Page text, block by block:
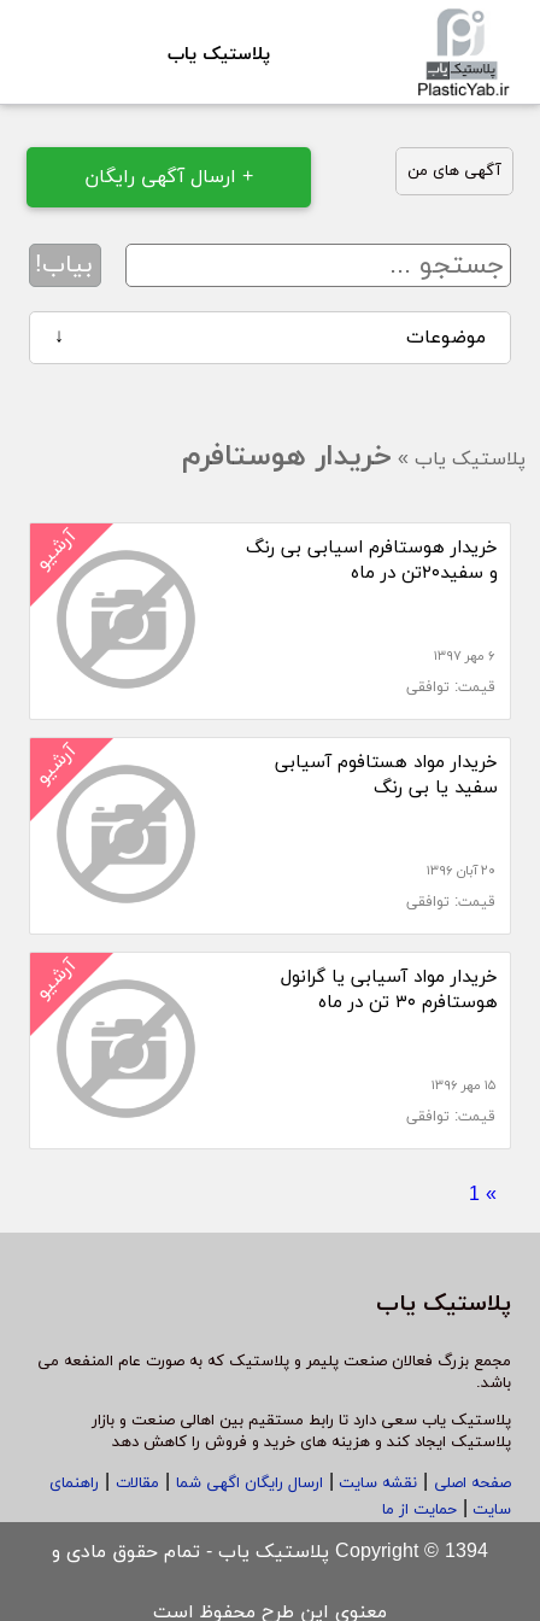
پلاستیک یاب
آگهی های من + ارسال آگهی رایگان
بیاب!
↓ موضوعات
پلاستیک یاب » خریدار هوستافرم
آرشیو
خریدار هوستافرم اسیابی بی رنگ
و سفید۲۰تن در ماه
۶ مهر ۱۳۹۷
قیمت: توافقی
آرشیو
خریدار مواد هستافوم آسیابی
سفید یا بی رنگ
۲۰ آبان ۱۳۹۶
قیمت: توافقی
آرشیو
خریدار مواد آسیابی یا گرانول
هوستافرم ۳۰ تن در ماه
۱۵ مهر ۱۳۹۶
قیمت: توافقی
»
1
پلاستیک یاب
مجمع بزرگ فعالان صنعت پلیمر و پلاستیک که به صورت عام المنفعه می
باشد.
پلاستیک یاب سعی دارد تا رابط مستقیم بین اهالی صنعت و بازار
پلاستیک ایجاد کند و هزینه های خرید و فروش را کاهش دهد
صفحه اصلی
نقشه سایت ارسال رایگان اگهی شما مقالات
راهنمای
سایت
حمایت از ما
Copyright © 1394 پلاستیک یاب - تمام حقوق مادی و
معنوی این طرح محفوظ است